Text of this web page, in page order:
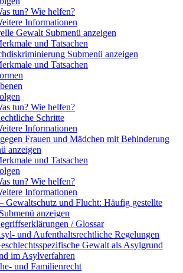
tun? Wie helfen?
Informationen
Gewalt Submenü anzeigen
und Tatsachen
Submenü anzeigen
und Tatsachen
tun? Wie helfen?
Schritte
Informationen
Frauen und Mädchen mit Behinderung
anzeigen
und Tatsachen
tun? Wie helfen?
Informationen
Gewaltschutz und Flucht: Häufig gestellte
Submenü anzeigen
/ Glossar
und Aufenthaltsrechtliche Regelungen
Gewalt als Asylgrund
im Asylverfahren
und Familienrecht